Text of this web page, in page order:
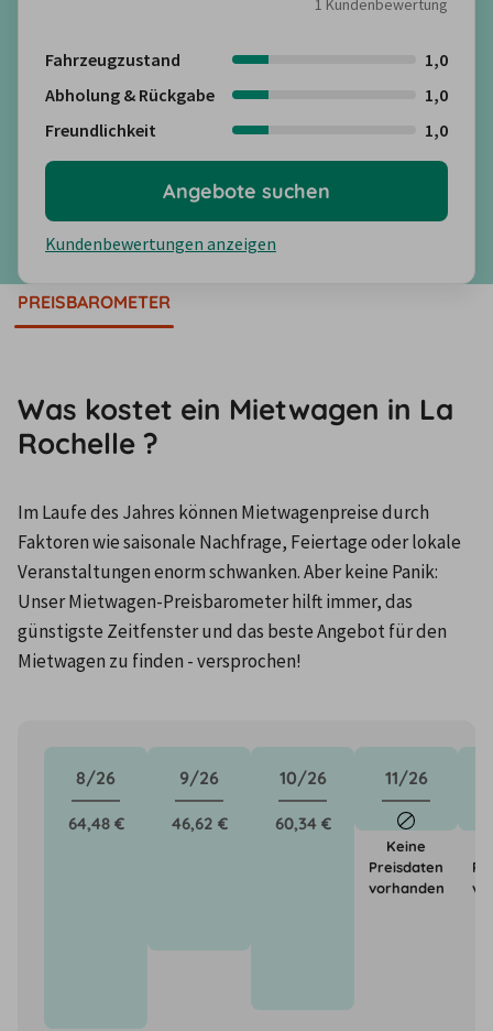
1 Kundenbewertung
Fahrzeugzustand
1,0
Abholung & Rückgabe
1,0
Freundlichkeit
1,0
Kundenbewertungen anzeigen
Angebote suchen
PREISBAROMETER
Was kostet ein Mietwagen in La
Rochelle ?
Im Laufe des Jahres können Mietwagenpreise durch
Faktoren wie saisonale Nachfrage, Feiertage oder lokale
Veranstaltungen enorm schwanken. Aber keine Panik:
Unser Mietwagen-Preisbarometer hilft immer, das
günstigste Zeitfenster und das beste Angebot für den
Mietwagen zu finden - versprochen!
8/26
64,48 €
9/26
46,62 €
10/26
60,34 €
11/26
Keine
Preisdaten
vorhanden